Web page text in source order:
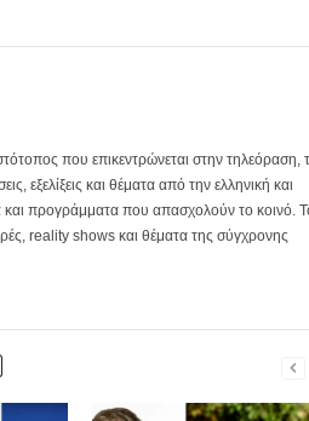
που επικεντρώνεται στην τηλεόραση,
εξελίξεις και θέματα από την ελληνική και
προγράμματα που απασχολούν το κοινό.
reality shows και θέματα της σύγχρονης